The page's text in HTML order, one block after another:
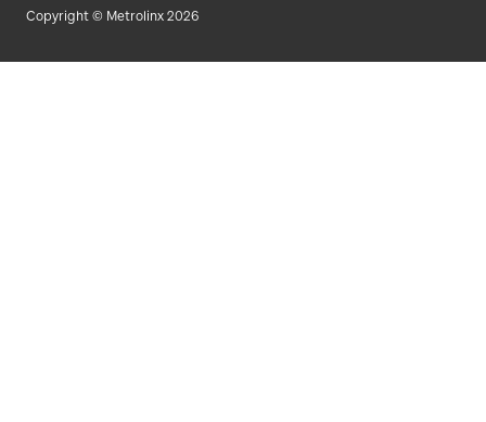
Copyright © Metrolinx 2026